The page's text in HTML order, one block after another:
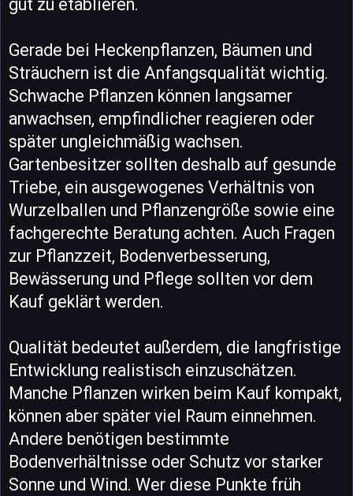
gut zu etablieren.
Gerade bei Heckenpflanzen, Bäumen und
Sträuchern ist die Anfangsqualität wichtig.
Schwache Pflanzen können langsamer
anwachsen, empfindlicher reagieren oder
später ungleichmäßig wachsen.
Gartenbesitzer sollten deshalb auf gesunde
Triebe, ein ausgewogenes Verhältnis von
Wurzelballen und Pflanzengröße sowie eine
fachgerechte Beratung achten. Auch Fragen
zur Pflanzzeit, Bodenverbesserung,
Bewässerung und Pflege sollten vor dem
Kauf geklärt werden.
Qualität bedeutet außerdem, die langfristige
Entwicklung realistisch einzuschätzen.
Manche Pflanzen wirken beim Kauf kompakt,
können aber später viel Raum einnehmen.
Andere benötigen bestimmte
Bodenverhältnisse oder Schutz vor starker
Sonne und Wind. Wer diese Punkte früh